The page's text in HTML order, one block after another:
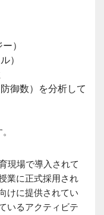
）
）
御数）を分析して
現場で導入されて
業に正式採用され
けに提供されてい
いるアクティビテ